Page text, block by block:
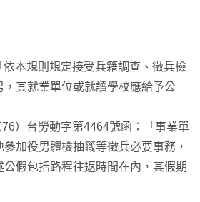
本規則規定接受兵籍調查、徵兵檢
，其就業單位或就讀學校應給予公
）台勞動字第4464號函：「事業單
加役男體檢抽籤等徵兵必要事務，
假包括路程往返時間在內，其假期